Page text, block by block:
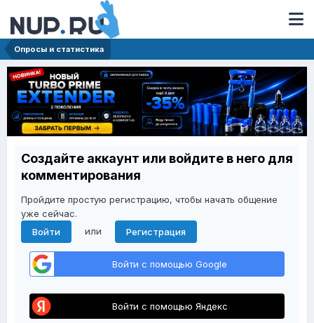
Опросы и статистика
Создайте аккаунт или войдите в него для
комментирования
Пройдите простую регистрацию, чтобы начать общение
уже сейчас.
Войти
или Регистрация
Войти с помощью Google
Войти с помощью Яндекс